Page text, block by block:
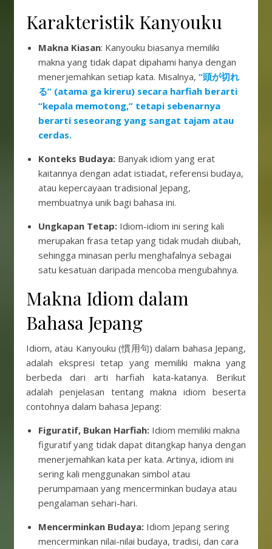
Karakteristik Kanyouku
Makna Kiasan: Kanyouku biasanya memiliki
makna yang tidak dapat dipahami hanya dengan
menerjemahkan setiap kata. Misalnya, “頭が切れ
る” (atama ga kireru) secara harfiah berarti
“kepala memotong,” tetapi sebenarnya
berarti seseorang yang sangat tajam atau
cerdas.
Konteks Budaya: Banyak idiom yang erat
kaitannya dengan adat istiadat, referensi budaya,
atau kepercayaan tradisional Jepang,
membuatnya unik bagi bahasa ini.
Ungkapan Tetap: Idiom-idiom ini sering kali
merupakan frasa tetap yang tidak mudah diubah,
sehingga minasan perlu menghafalnya sebagai
satu kesatuan daripada mencoba mengubahnya.
Makna Idiom dalam
Bahasa Jepang
Idiom, atau Kanyouku (慣用句) dalam bahasa Jepang,
adalah ekspresi tetap yang memiliki makna yang
berbeda dari arti harfiah kata-katanya. Berikut
adalah penjelasan tentang makna idiom beserta
contohnya dalam bahasa Jepang:
Figuratif, Bukan Harfiah: Idiom memiliki makna
figuratif yang tidak dapat ditangkap hanya dengan
menerjemahkan kata per kata. Artinya, idiom ini
sering kali menggunakan simbol atau
perumpamaan yang mencerminkan budaya atau
pengalaman sehari-hari.
Mencerminkan Budaya: Idiom Jepang sering
mencerminkan nilai-nilai budaya, tradisi, dan cara